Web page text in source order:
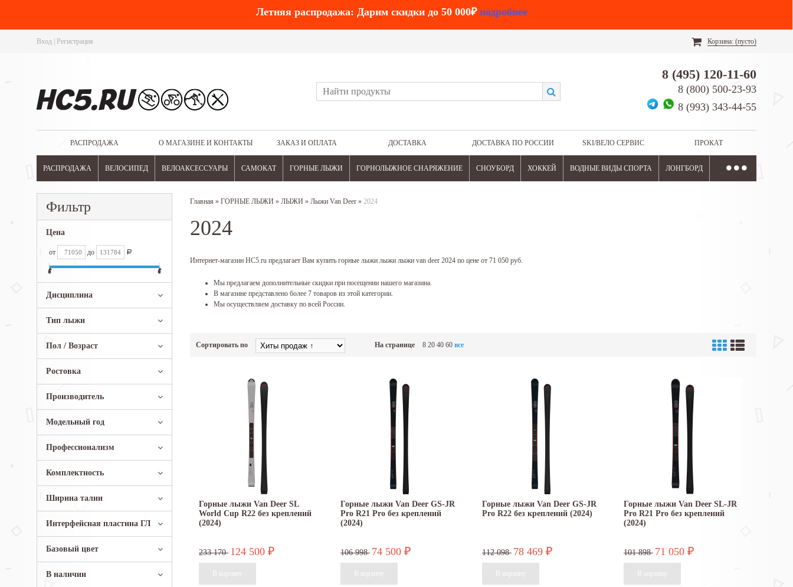
Летняя распродажа: Дарим скидки до 50 000₽ подробнее
Вход Регистрация Корзина: (пусто)
8 (495) 120-11-60
8 (800) 500-23-93
8 (993) 343-44-55
РАСПРОДАЖА О МАГАЗИНЕ И КОНТАКТЫ ЗАКАЗ И ОПЛАТА ДОСТАВКА ДОСТАВКА ПО РОССИИ SKI/ВЕЛО СЕРВИС ПРОКАТ
РАСПРОДАЖА ВЕЛОСИПЕД ВЕЛОАКСЕССУАРЫ САМОКАТ ГОРНЫЕ ЛЫЖИ ГОРНОЛЫЖНОЕ СНАРЯЖЕНИЕ СНОУБОРД ХОККЕЙ ВОДНЫЕ ВИДЫ СПОРТА ЛОНГБОРД
Фильтр
Цена
от до Р
Дисциплина
Тип лыжи
Пол / Возраст
Ростовка
Производитель
Модельный год
Профессионализм
Комплектность
Ширина талии
Интерфейсная пластина ГЛ
Базовый цвет
В наличии
Главная » ГОРНЫЕ ЛЫЖИ » ЛЫЖИ » Лыжи Van Deer » 2024
2024
Интернет-магазин HC5.ru предлагает Вам купить горные лыжи лыжи лыжи van deer 2024 по цене от 71 050 руб.
Мы предлагаем дополнительные скидки при посещении нашего магазина.
В магазине представлено более 7 товаров из этой категории.
Мы осуществляем доставку по всей России.
Сортировать по На странице 8 20 40 60 все
Горные лыжи Van Deer SL
World Cup R22 без креплений
(2024)
233 170 124 500 ₽
Горные лыжи Van Deer GS-JR
Pro R21 Pro без креплений
(2024)
106 998 74 500 ₽
Горные лыжи Van Deer GS-JR
Pro R22 без креплений (2024)
112 098 78 469 ₽
Горные лыжи Van Deer SL-JR
Pro R21 Pro без креплений
(2024)
101 898 71 050 ₽